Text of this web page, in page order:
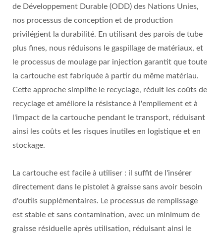
de Développement Durable (ODD) des Nations Unies,
nos processus de conception et de production
privilégient la durabilité. En utilisant des parois de tube
plus fines, nous réduisons le gaspillage de matériaux, et
le processus de moulage par injection garantit que toute
la cartouche est fabriquée à partir du même matériau.
Cette approche simplifie le recyclage, réduit les coûts de
recyclage et améliore la résistance à l'empilement et à
l'impact de la cartouche pendant le transport, réduisant
ainsi les coûts et les risques inutiles en logistique et en
stockage.
La cartouche est facile à utiliser : il suffit de l'insérer
directement dans le pistolet à graisse sans avoir besoin
d'outils supplémentaires. Le processus de remplissage
est stable et sans contamination, avec un minimum de
graisse résiduelle après utilisation, réduisant ainsi le